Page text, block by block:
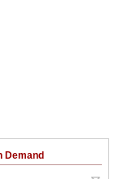
Demand